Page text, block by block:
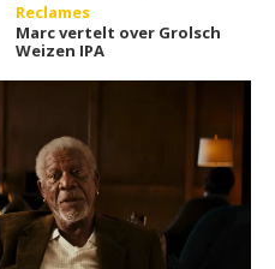
Reclames
Marc vertelt over Grolsch
Weizen IPA